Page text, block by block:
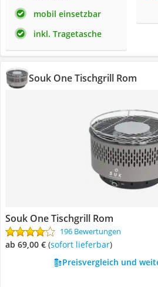
mobil einsetzbar
inkl. Tragetasche
Souk One Tischgrill Rom
Souk One Tischgrill Rom
196 Bewertungen
ab 69,00 € ( Sofort lieferbar)
Preisvergleich und